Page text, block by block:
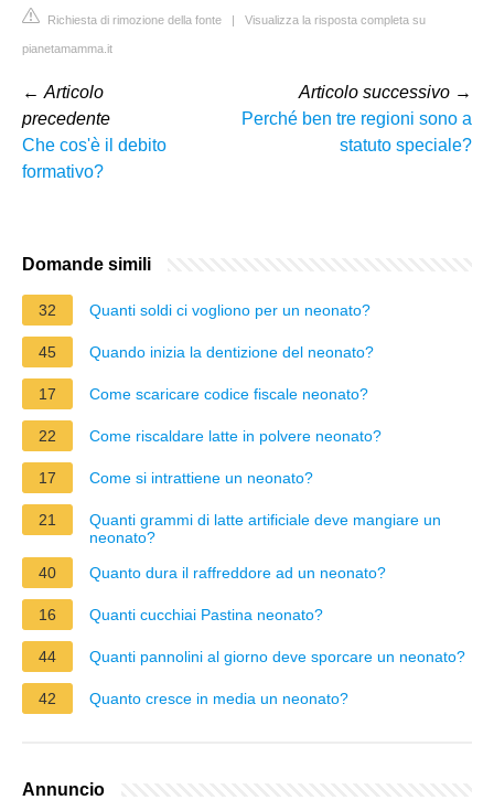
Richiesta di rimozione della fonte | Visualizza la risposta completa su
pianetamamma.it
← Articolo
precedente
Che cos'è il debito
formativo?
Articolo successivo →
Perché ben tre regioni sono a
statuto speciale?
Domande simili
32 Quanti soldi ci vogliono per un neonato?
45 Quando inizia la dentizione del neonato?
17 Come scaricare codice fiscale neonato?
22 Come riscaldare latte in polvere neonato?
17 Come si intrattiene un neonato?
21
Quanti grammi di latte artificiale deve mangiare un
neonato?
40
Quanto dura il raffreddore ad un neonato?
16 Quanti cucchiai Pastina neonato?
44 Quanti pannolini al giorno deve sporcare un neonato?
42 Quanto cresce in media un neonato?
Annuncio